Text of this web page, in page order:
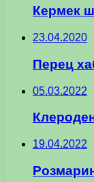
Кермек
23.04.2020
Перец
05.03.2022
19.04.2022